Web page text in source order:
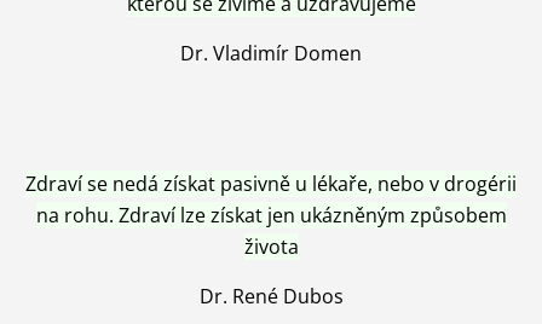
Dr. Vladimír Domen
Zdraví se nedá získat pasivně u lékaře, nebo v drogérii
na rohu. Zdraví lze získat jen ukázněným způsobem
života
Dr. René Dubos